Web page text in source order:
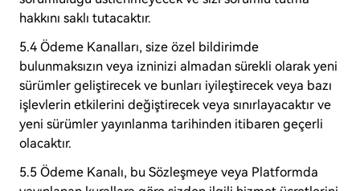
hakkını saklı tutacaktır.
5.4 Ödeme Kanalları, size özel bildirimde
bulunmaksızın veya izninizi almadan sürekli olarak yeni
sürümler geliştirecek ve bunları iyileştirecek veya bazı
işlevlerin etkilerini değiştirecek veya sınırlayacaktır ve
yeni sürümler yayınlanma tarihinden itibaren geçerli
olacaktır.
5.5 Ödeme Kanalı, bu Sözleşmeye veya Platformda